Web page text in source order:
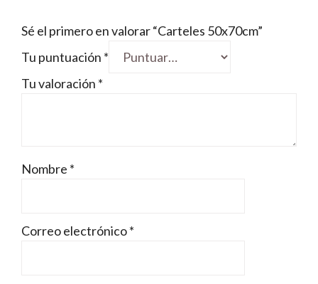
Sé el primero en valorar “Carteles 50x70cm”
Tu puntuación *
Tu valoración *
Nombre *
Correo electrónico*